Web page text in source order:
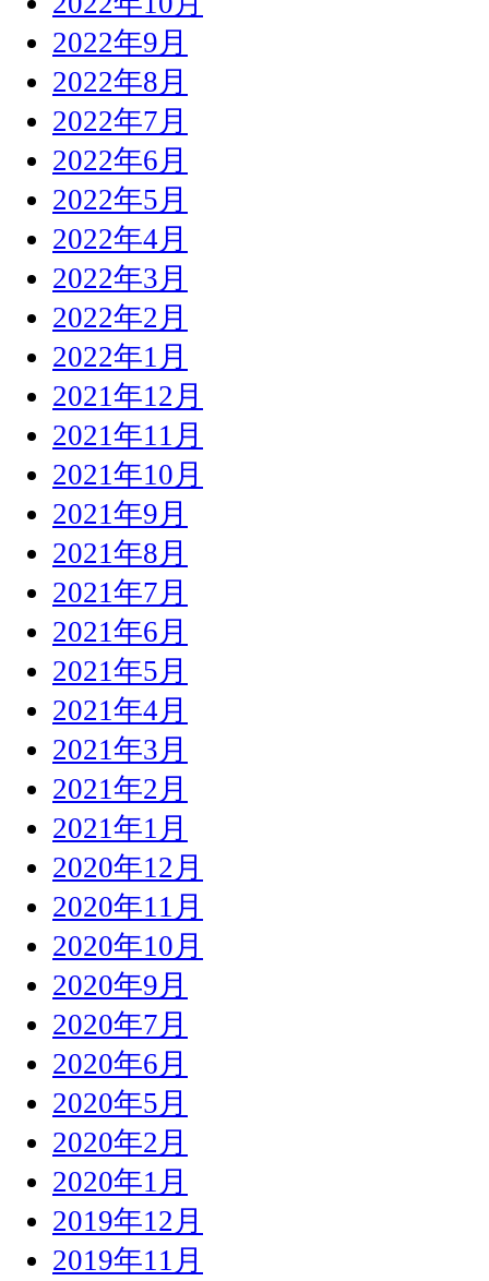
2022年9月
2022年8月
2022年7月
2022年6月
2022年5月
2022年4月
2022年3月
2022年2月
2022年1月
2021年12月
2021年11月
2021年10月
2021年9月
2021年8月
2021年7月
2021年6月
2021年5月
2021年4月
2021年3月
2021年2月
2021年1月
2020年12月
2020年11月
2020年10月
2020年9月
2020年7月
2020年6月
2020年5月
2020年2月
2020年1月
2019年12月
2019年11月